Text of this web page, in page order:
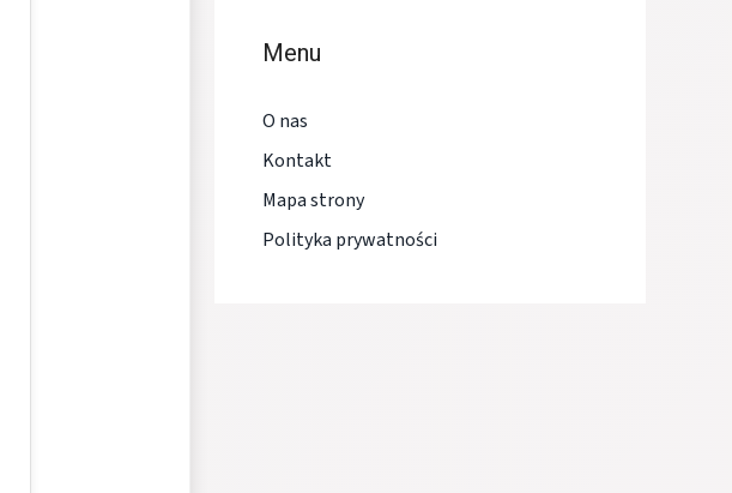
Menu
O nas
Kontakt
Mapa strony
Polityka prywatności